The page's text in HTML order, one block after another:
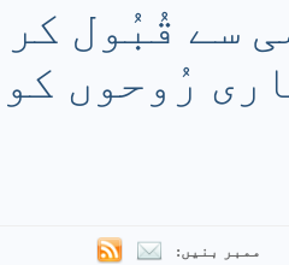
سے قُبُول
رُوحوں
ممبر بنیں: